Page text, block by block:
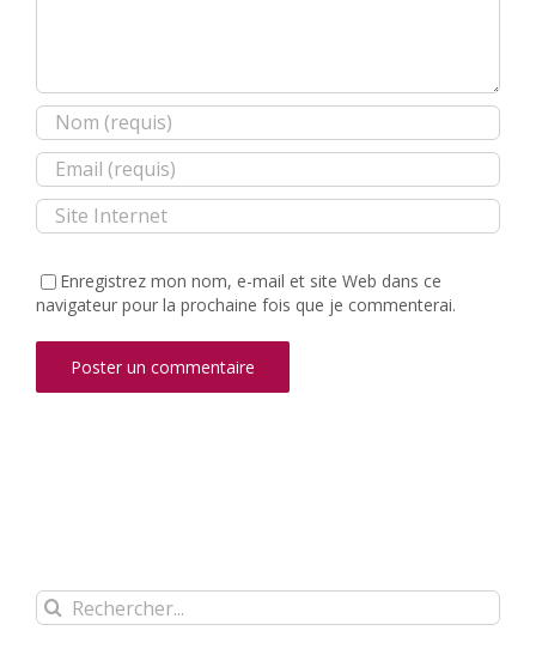
Enregistrez mon nom, e-mail et site Web dans ce
navigateur pour la prochaine fois que je commenterai.
Rechercher: